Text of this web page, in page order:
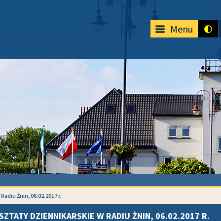
Menu
Żnin, 06.02.2017 r.
DZIENNIKARSKIE W RADIU ŻNIN, 06.02.2017 R.